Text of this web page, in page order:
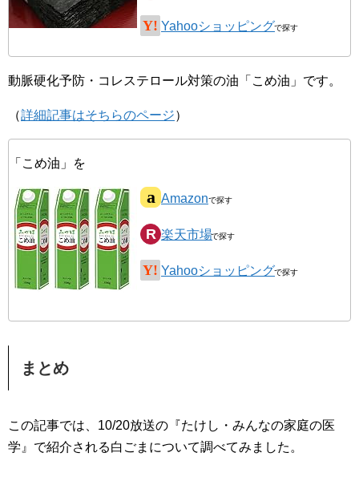
Yahooショッピング
動脈硬化予防・コレステロール対策の油「こめ油」です。
（詳細記事はそちらのページ）
「こめ油」を
Amazon
楽天市場
Yahooショッピング
まとめ
この記事では、10/20放送の『たけし・みんなの家庭の医
学』で紹介される白ごまについて調べてみました。